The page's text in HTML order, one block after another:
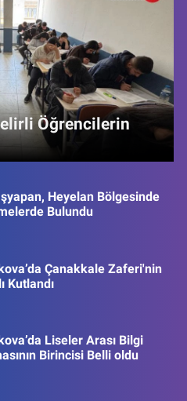
Öğrencilerin
Heyelan Bölgesinde
Bulundu
Çanakkale Zaferi'nin
Kutlandı
Liseler Arası Bilgi
Birincisi Belli oldu